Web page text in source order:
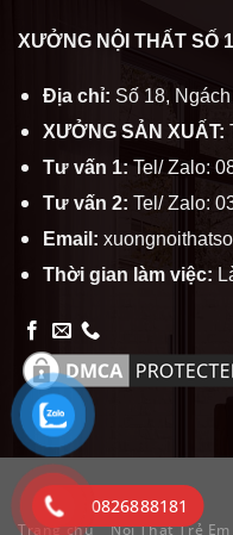
XƯỞNG NỘI THẤT SỐ 1
Địa chỉ: Số 18,
XƯỞNG SẢN XUẤT:
Tư vấn 1: Tel/ Zalo:
Tư vấn 2: Tel/ Zalo:
Email:
Thời gian làm việc:
Trang chủ Nội Thất Trẻ Em
0826888181